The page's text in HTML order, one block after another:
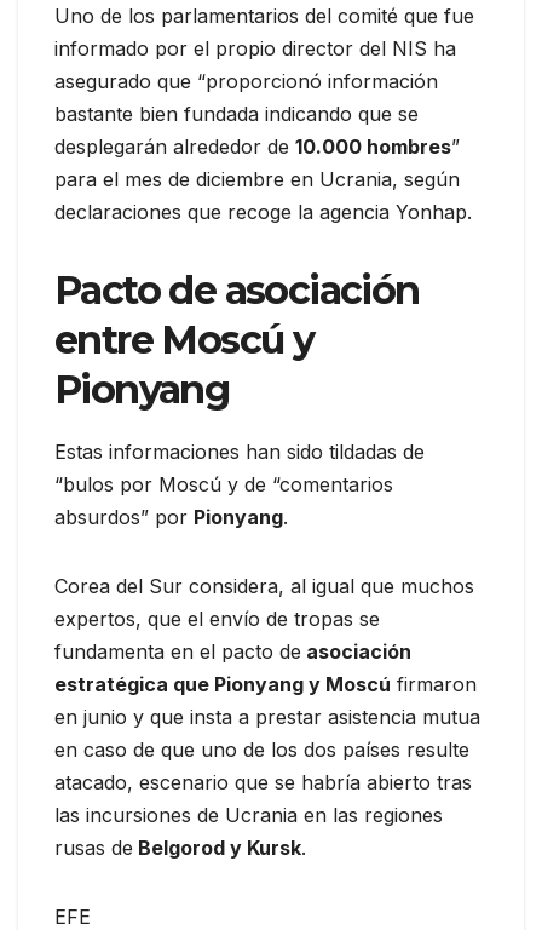
Uno de los parlamentarios del comité que fue
informado por el propio director del NIS ha
asegurado que “proporcionó información
bastante bien fundada indicando que se
desplegarán alrededor de 10.000 hombres”
para el mes de diciembre en Ucrania, según
declaraciones que recoge la agencia Yonhap.
Pacto de asociación
entre Moscú y
Pionyang
Estas informaciones han sido tildadas de
“bulos por Moscú y de “comentarios
absurdos” por Pionyang.
Corea del Sur considera, al igual que muchos
expertos, que el envío de tropas se
fundamenta en el pacto de asociación
estratégica que Pionyang y Moscú firmaron
en junio y que insta a prestar asistencia mutua
en caso de que uno de los dos países resulte
atacado, escenario que se habría abierto tras
las incursiones de Ucrania en las regiones
rusas de Belgorod y Kursk.
EFE